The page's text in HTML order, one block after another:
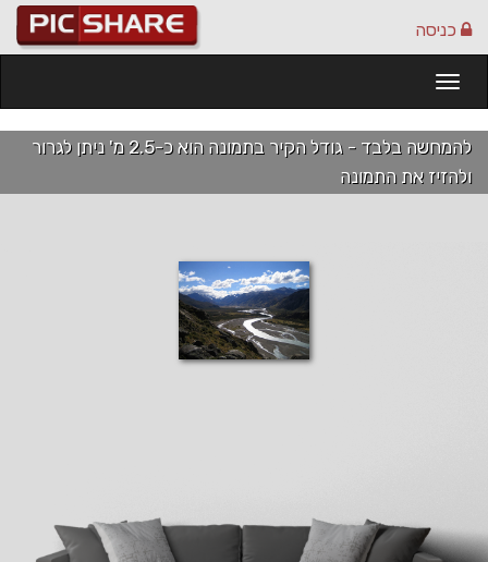
כניסה
להמחשה בלבד - גודל הקיר בתמונה הוא כ-2.5 מ' ניתן לגרור
ולהזיז את התמונה